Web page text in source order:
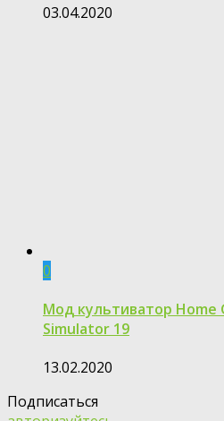
03.04.2020
0
Мод культиватор Home
Simulator 19
13.02.2020
Подписаться